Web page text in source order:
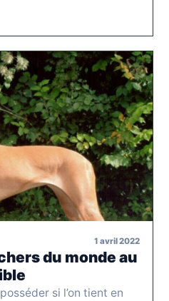
1 avril 2022
du monde au
si l’on tient en